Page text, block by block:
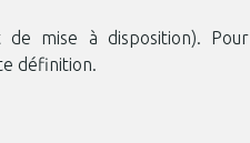
de mise à disposition). Pour
définition.